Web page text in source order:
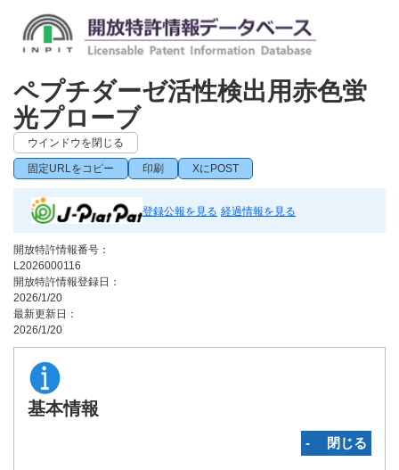
ペプチダーゼ活性検出用赤色蛍
光プローブ
ウインドウを閉じる
固定URLをコピー 印刷 XにPOST
登録公報を見る 経過情報を見る
開放特許情報番号：
L2026000116
開放特許情報登録日：
2026/1/20
最新更新日：
2026/1/20
基本情報
‐ 閉じる